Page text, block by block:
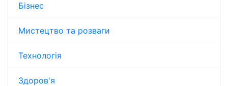
Бізнес
Мистецтво та розваги
Технологія
Здоров'я